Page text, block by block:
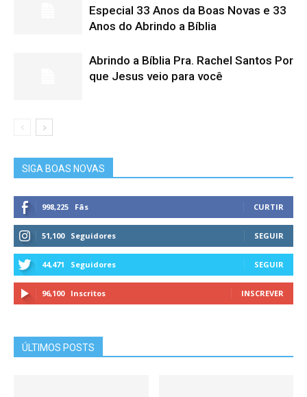
Especial 33 Anos da Boas Novas e 33
Anos do Abrindo a Bíblia
Abrindo a Bíblia Pra. Rachel Santos Por
que Jesus veio para você
SIGA BOAS NOVAS
998,225 Fãs CURTIR
51,100 Seguidores SEGUIR
44,471 Seguidores SEGUIR
96,100 Inscritos INSCREVER
ÚLTIMOS POSTS